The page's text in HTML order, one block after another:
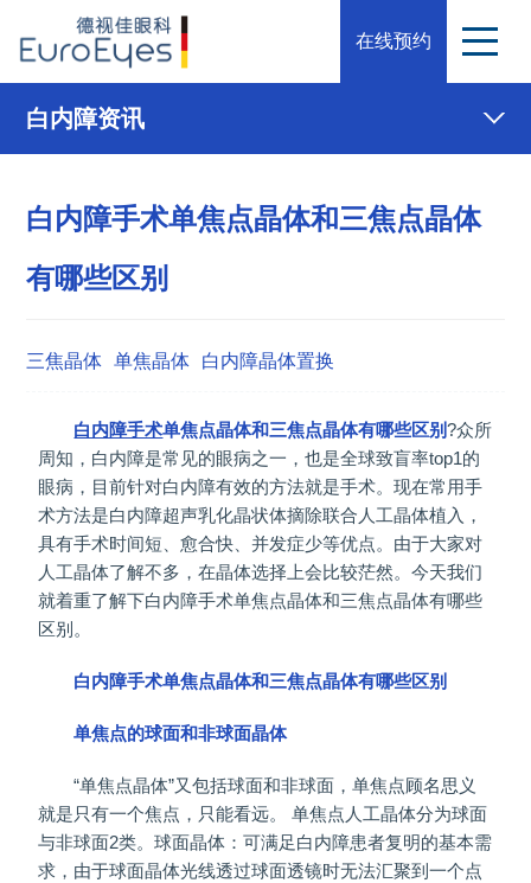
在线预约
白内障资讯
白内障手术单焦点晶体和三焦点晶体
有哪些区别
三焦晶体 单焦晶体 白内障晶体置换
白内障手术单焦点晶体和三焦点晶体有哪些区别?众所
周知，白内障是常见的眼病之一，也是全球致盲率top1的
眼病，目前针对白内障有效的方法就是手术。现在常用手
术方法是白内障超声乳化晶状体摘除联合人工晶体植入，
具有手术时间短、愈合快、并发症少等优点。由于大家对
人工晶体了解不多，在晶体选择上会比较茫然。今天我们
就着重了解下白内障手术单焦点晶体和三焦点晶体有哪些
区别。
白内障手术单焦点晶体和三焦点晶体有哪些区别
单焦点的球面和非球面晶体
“单焦点晶体”又包括球面和非球面，单焦点顾名思义
就是只有一个焦点，只能看远。 单焦点人工晶体分为球面
与非球面2类。球面晶体：可满足白内障患者复明的基本需
求，由于球面晶体光线透过球面透镜时无法汇聚到一个点